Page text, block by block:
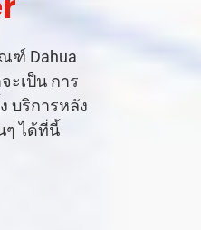
ฑ์ Dahua
ะเป็น การ
บริการหลัง
ๆ ได้ที่นี้